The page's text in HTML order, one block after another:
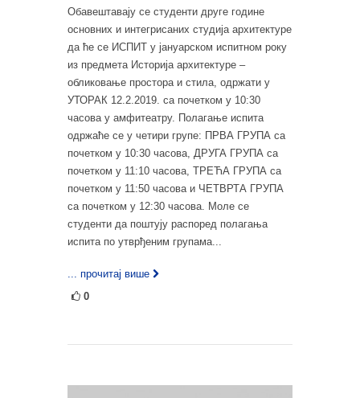
Обавештавају се студенти друге године
основних и интегрисаних студија архитектуре
да ће се ИСПИТ у јануарском испитном року
из предмета Историја архитектуре –
обликовање простора и стила, одржати у
УТОРАК 12.2.2019. са почетком у 10:30
часова у амфитеатру. Полагање испита
одржаће се у четири групе: ПРВА ГРУПА са
почетком у 10:30 часова, ДРУГА ГРУПА са
почетком у 11:10 часова, ТРЕЋА ГРУПА са
почетком у 11:50 часова и ЧЕТВРТА ГРУПА
са почетком у 12:30 часова. Моле се
студенти да поштују распоред полагања
испита по утврђеним групама...
... прочитај више
0